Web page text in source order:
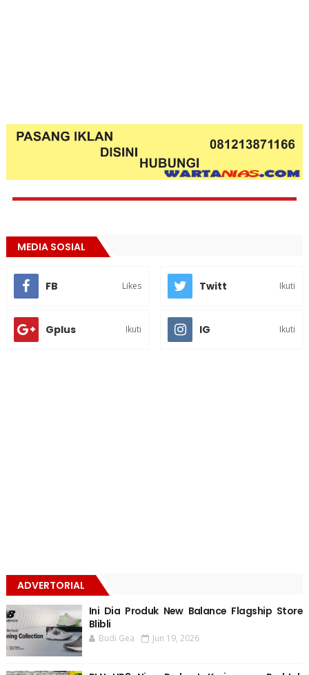
MEDIA SOSIAL
FB Likes Twitt Ikuti
Gplus Ikuti IG Ikuti
ADVERTORIAL
Ini Dia Produk New Balance Flagship Store
Blibli
Budi Gea Jun 19, 2026